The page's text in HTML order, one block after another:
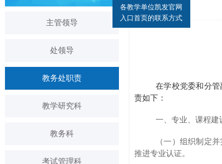
各教学单位凯发官网
入口首页的联系方式
主管领导
处领导
教务处职责
教学研究科
教务科
考试管理科
在学校党委和分
责如下：
一、专业、课程建
（一）组织制定
推进专业认证。